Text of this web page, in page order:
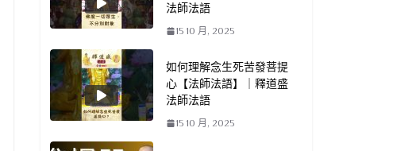
法師法語
15 10 月, 2025
如何理解念生死苦發菩提
心【法師法語】｜釋道盛
法師法語
15 10 月, 2025